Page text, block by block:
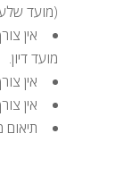
(מועד
אין
מועד דיון.
אין
אין
תיאום